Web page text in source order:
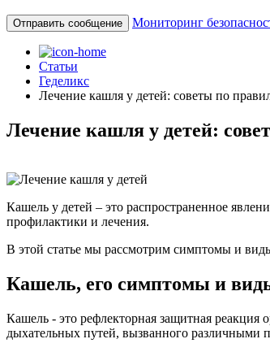
Отправить сообщение Мониторинг
Статьи
Геделикс
Лечение кашля у детей: советы по
Лечение кашля у детей:
Кашель у детей – это распространенное
профилактики и лечения.
В этой статье мы рассмотрим симптомы и
Кашель, его симптомы и
Кашель - это рефлекторная защитная реакция
дыхательных путей, вызванного